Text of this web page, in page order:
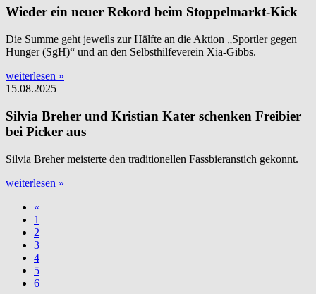
Wieder ein neuer Rekord beim Stoppelmarkt-Kick
Die Summe geht jeweils zur Hälfte an die Aktion „Sportler gegen
Hunger (SgH)“ und an den Selbsthilfeverein Xia-Gibbs.
weiterlesen »
15.08.2025
Silvia Breher und Kristian Kater schenken Freibier
bei Picker aus
Silvia Breher meisterte den traditionellen Fassbieranstich gekonnt.
weiterlesen »
«
1
2
3
4
5
6